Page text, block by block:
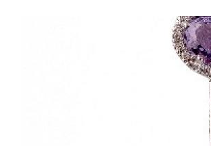
la chaine de 10 gr d'or 18 carats.Réf :